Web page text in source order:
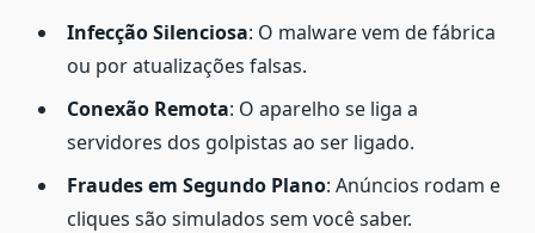
Infecção Silenciosa: O malware vem de fábrica
ou por atualizações falsas.
Conexão Remota: O aparelho se liga a
servidores dos golpistas ao ser ligado.
Fraudes em Segundo Plano: Anúncios rodam e
cliques são simulados sem você saber.